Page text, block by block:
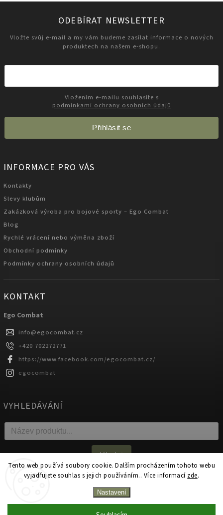
Tento web používá soubory cookie. Dalším procházením tohoto webu
vyjadřujete souhlas s jejich používáním.. Více informací zde.
Nastavení
ODEBÍRAT NEWSLETTER
Vložte svůj e-mail a my vám budeme zasílat informace o nových
produktech na našem e-shopu.
podmínkami ochrany osobních údajů
Přihlásit se
INFORMACE PRO VÁS
Kontakty
Slevy klubům
Zakázková výroba pro bojové sporty – Ego Combat
Blog
Rychlé vrácení nebo výměna zboží
Obchodní podmínky
Podmínky ochrany osobních údajů
KONTAKT
Ego Combat
info@egocombat.cz
+420 702272771
https://www.facebook.com/egocombat.cz/
egocombat
VYHLEDÁVÁNÍ
Hledat
egocombat.cz. Všechna práva vyhrazena.
Upravit nastavení cookies